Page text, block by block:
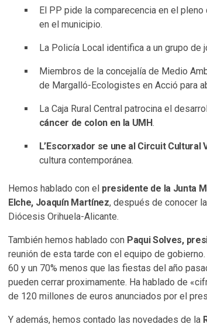
El PP pide la comparecencia en el pleno
en el municipio.
La Policía Local identifica a un grupo de
Miembros de la concejalía de Medio
de Margalló-Ecologistes en Acció para
La Caja Rural Central patrocina el
cáncer de colon en la UMH.
L’Escorxador se une al Circuit Cultural
cultura contemporánea.
Hemos hablado con el presidente de la Junta
Elche, Joaquín Martínez, después de conocer
Diócesis Orihuela-Alicante.
También hemos hablado con Paqui Solves,
reunión de esta tarde con el equipo de
60 y un 70% menos que las fiestas del año
pueden cerrar proximamente. Ha hablado de
de 120 millones de euros anunciados por el
Y además, hemos contado las novedades de la